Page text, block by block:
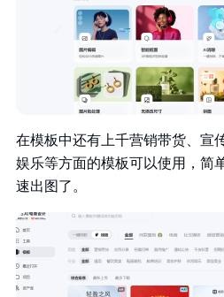
在模板中还有上千营销带货、宣
娱乐等方面的模板可以使用，简
速出图了。